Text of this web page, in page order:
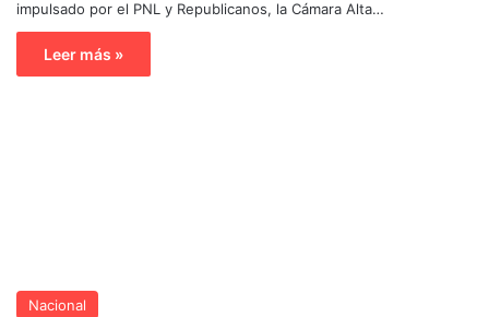
impulsado por el PNL y Republicanos, la Cámara Alta…
Leer más »
Nacional